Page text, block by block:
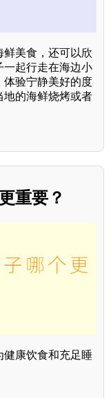
美食，还可以欣
一起行走在海边小
体验宁静美好的度
地的海鲜烧烤或者
重要？
健康饮食和充足睡